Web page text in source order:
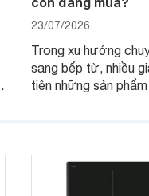
23/07/2026
Trong xu hướng
sang bếp từ, nhiều
tiên những sản
mẫu bếp đáp ứng